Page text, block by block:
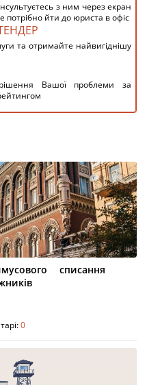
з ним через екран
йти до юриста в офіс
та отримайте найвигіднішу
Вашої проблеми за
списання
0